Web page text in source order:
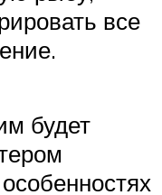
все
будет